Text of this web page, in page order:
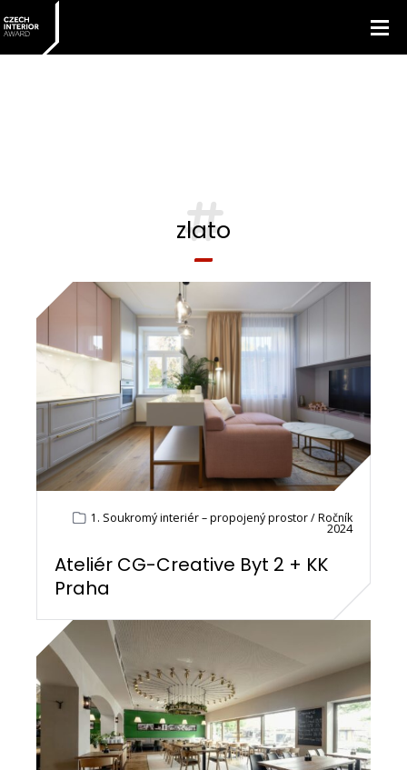
zlato
1. Soukromý interiér – propojený prostor / Ročník
2024
Ateliér CG-Creative Byt 2 + KK
Praha